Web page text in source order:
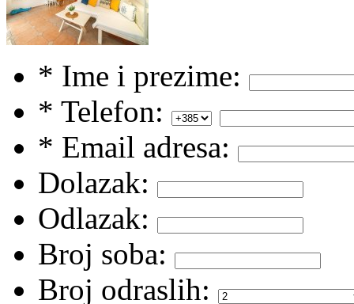
* Ime i prezime:
* Telefon:
* Email adresa:
Dolazak:
Odlazak:
Broj soba:
Broj odraslih: